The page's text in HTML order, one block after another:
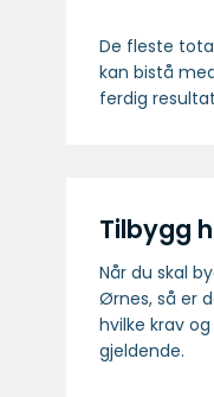
De fleste
kan bistå
ferdig
Tilbygg
Når du skal
Ørnes, så er
hvilke krav
gjeldende.